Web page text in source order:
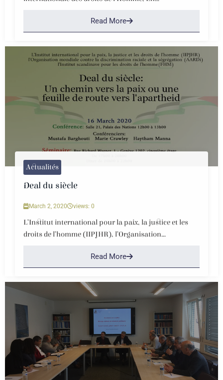
Read More
Actualités
Deal du siècle
March 2, 2020 views: 0
L’Institut international pour la paix, la justice et les
droits de l’homme (IIPJHR), l’Organisation...
Read More